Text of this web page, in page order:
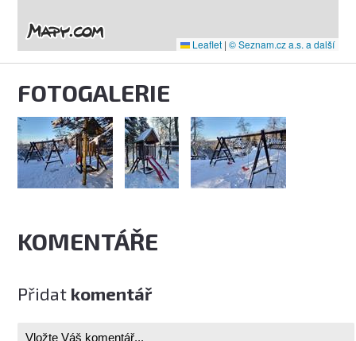
Leaflet | © Seznam.cz a.s. a další
FOTOGALERIE
KOMENTÁŘE
Přidat komentář